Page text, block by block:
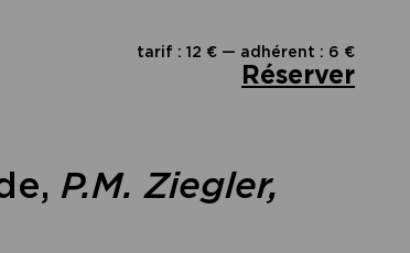
tarif : 12 € — adhérent : 6 €
Réserver
P.M. Ziegler,